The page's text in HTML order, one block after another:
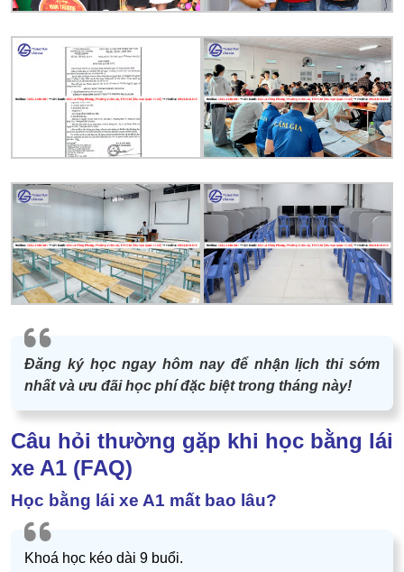
Đăng ký học ngay hôm nay để nhận lịch thi sớm
nhất và ưu đãi học phí đặc biệt trong tháng này!
Câu hỏi thường gặp khi học bằng lái
xe A1 (FAQ)
Học bằng lái xe A1 mất bao lâu?
Khoá học kéo dài 9 buổi.